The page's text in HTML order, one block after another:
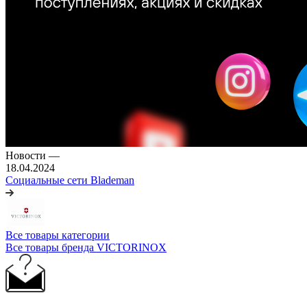
Новости —
18.04.2024
Социальные сети Blademan
Все товары категории
Все товары бренда VICTORINOX